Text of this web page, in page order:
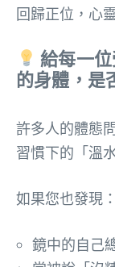
回歸正位，心
給每一
的身體，是
許多人的體態
習慣下的「溫
如果您也發現：
鏡中的自己